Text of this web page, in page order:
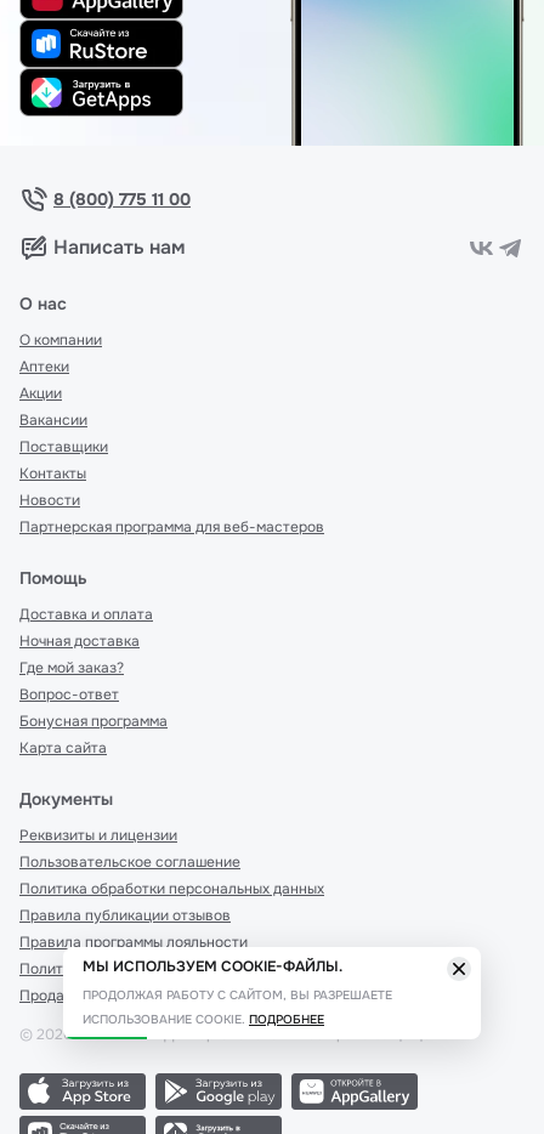
8 (800) 775 11 00
Написать нам
О нас
О компании
Аптеки
Акции
Вакансии
Поставщики
Контакты
Новости
Партнерская программа для веб-мастеров
Помощь
Доставка и оплата
Ночная доставка
Где мой заказ?
Вопрос-ответ
Бонусная программа
Карта сайта
Документы
Реквизиты и лицензии
Пользовательское соглашение
Политика обработки персональных данных
Правила публикации отзывов
Правила программы лояльности
Политика рекомендаций
Продажа дистанционным способом
© 2026Сеть аптек «Доктор Столетов» Все права защищены
МЫ ИСПОЛЬЗУЕМ COOKIE-ФАЙЛЫ.
ПРОДОЛЖАЯ РАБОТУ С САЙТОМ, ВЫ РАЗРЕШАЕТЕ
ИСПОЛЬЗОВАНИЕ COOKIE. ПОДРОБНЕЕ